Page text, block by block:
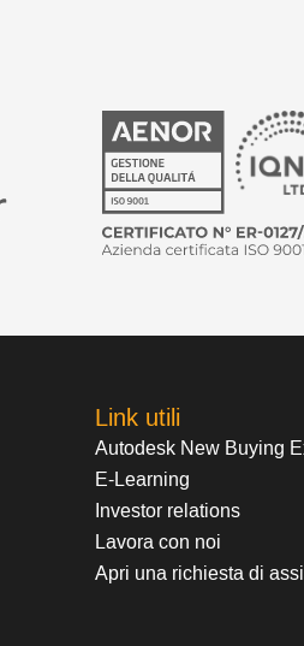
Link utili
Autodesk New Buying
E-Learning
Investor relations
Lavora con noi
Apri una richiesta di